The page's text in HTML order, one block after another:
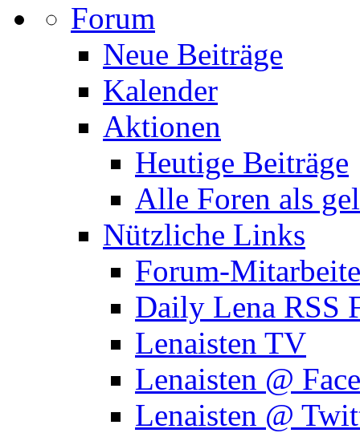
Forum
Neue Beiträge
Kalender
Aktionen
Heutige Beiträge
Alle Foren als
Nützliche Links
Forum-
Daily Lena RSS
Lenaisten TV
Lenaisten @
Lenaisten @